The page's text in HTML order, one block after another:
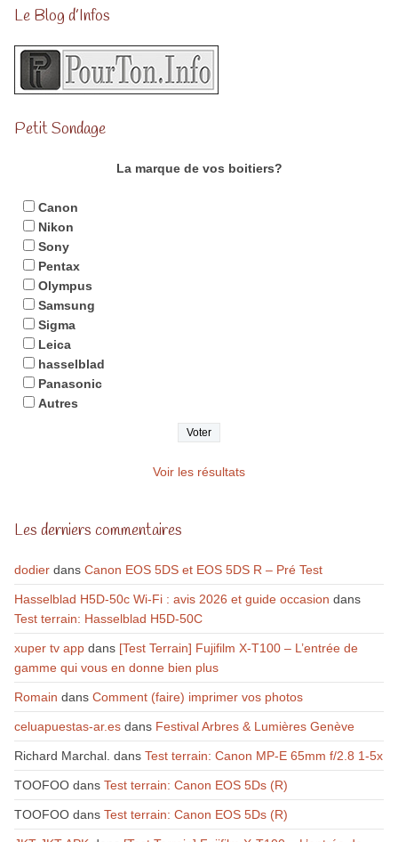
Le Blog d’Infos
Petit Sondage
La marque de vos boitiers?
Canon
Nikon
Sony
Pentax
Olympus
Samsung
Sigma
Leica
hasselblad
Panasonic
Autres
Voir les résultats
Les derniers commentaires
dodierdans Canon EOS 5DS et EOS 5DS R – Pré Test
Hasselblad H5D-50c Wi-Fi : avis 2026 et guide occasion dans
Test terrain: Hasselblad H5D-50C
xuper tv appdans [Test Terrain] Fujifilm X-T100 – L’entrée de
gamme qui vous en donne bien plus
Romain dans Comment (faire) imprimer vos photos
celuapuestas-ar.esdans Festival Arbres & Lumières Genève
Richard Marchal. dans Test terrain: Canon MP-E 65mm f/2.8 1-5x
TOOFOOdans Test terrain: Canon EOS 5Ds (R)
TOOFOOdans Test terrain: Canon EOS 5Ds (R)